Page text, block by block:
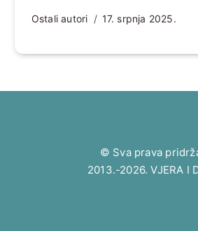
Ostali autori 17. srpnja 2025.
© Sva prava
2013.-2026. VJERA I